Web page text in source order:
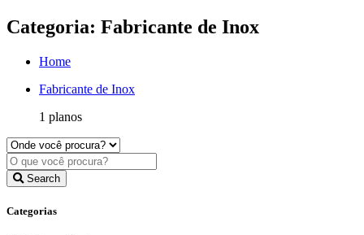
Categoria: Fabricante de Inox
Home
Fabricante de Inox
1 planos
Search
Categorias